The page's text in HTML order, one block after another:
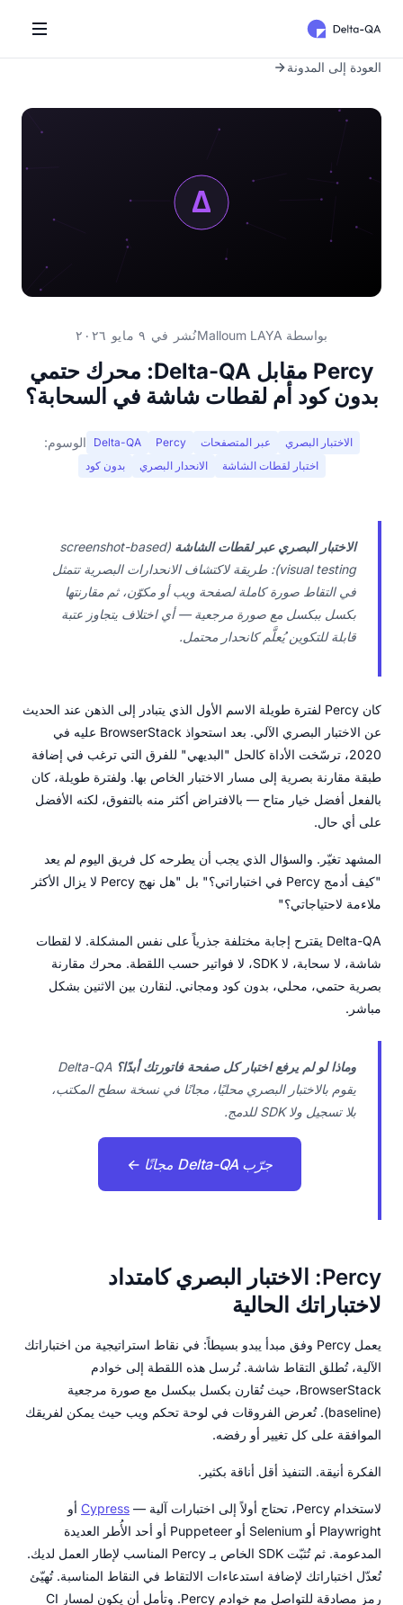
العودة إلى المدونة
نُشر في ٩ مايو ٢٠٢٦ بواسطة Malloum LAYA
Percy مقابل Delta-QA: محرك حتمي
بدون كود أم لقطات شاشة في السحابة؟
الوسوم: Delta-QA Percy عبر المتصفحات
الاختبار البصري
بدون كود
الانحدار البصري اختبار لقطات الشاشة
الاختبار البصري عبر لقطات الشاشة (screenshot-based
visual testing): طريقة لاكتشاف الانحدارات البصرية تتمثل
في التقاط صورة كاملة لصفحة ويب أو مكوّن، ثم مقارنتها
بكسل ببكسل مع صورة مرجعية — أي اختلاف يتجاوز عتبة
قابلة للتكوين يُعلَّم كانحدار محتمل.
كان Percy لفترة طويلة الاسم الأول الذي يتبادر إلى الذهن عند الحديث
عن الاختبار البصري الآلي. بعد استحواذ BrowserStack عليه في
2020، ترسّخت الأداة كالحل "البديهي" للفرق التي ترغب في إضافة
طبقة مقارنة بصرية إلى مسار الاختبار الخاص بها. ولفترة طويلة، كان
بالفعل أفضل خيار متاح — بالافتراض أكثر منه بالتفوق، لكنه الأفضل
على أي حال.
المشهد تغيّر. والسؤال الذي يجب أن يطرحه كل فريق اليوم لم يعد
"كيف أدمج Percy في اختباراتي؟" بل "هل نهج Percy لا يزال الأكثر
ملاءمة لاحتياجاتي؟"
Delta-QA يقترح إجابة مختلفة جذرياً على نفس المشكلة. لا لقطات
شاشة، لا سحابة، لا SDK، لا فواتير حسب اللقطة. محرك مقارنة
بصرية حتمي، محلي، بدون كود ومجاني. لنقارن بين الاثنين بشكل
مباشر.
وماذا لو لم يرفع اختبار كل صفحة فاتورتك أبدًا؟ Delta-QA
يقوم بالاختبار البصري محليًا، مجانًا في نسخة سطح المكتب،
بلا تسجيل ولا SDK للدمج.
جرّب Delta-QA مجانًا ←
Percy: الاختبار البصري كامتداد
لاختباراتك الحالية
يعمل Percy وفق مبدأ يبدو بسيطاً: في نقاط استراتيجية من اختباراتك
الآلية، تُطلق التقاط شاشة. تُرسل هذه اللقطة إلى خوادم
BrowserStack، حيث تُقارن بكسل ببكسل مع صورة مرجعية
(baseline). تُعرض الفروقات في لوحة تحكم ويب حيث يمكن لفريقك
الموافقة على كل تغيير أو رفضه.
الفكرة أنيقة. التنفيذ أقل أناقة بكثير.
لاستخدام Percy، تحتاج أولاً إلى اختبارات آلية — Cypress أو
Playwright أو Selenium أو Puppeteer أو أحد الأُطر العديدة
المدعومة. ثم تُثبّت SDK الخاص بـ Percy المناسب لإطار العمل لديك.
تُعدّل اختباراتك لإضافة استدعاءات الالتقاط في النقاط المناسبة. تُهيّئ
رمز مصادقة للتواصل مع خوادم Percy. وتأمل أن يكون لمسار CI